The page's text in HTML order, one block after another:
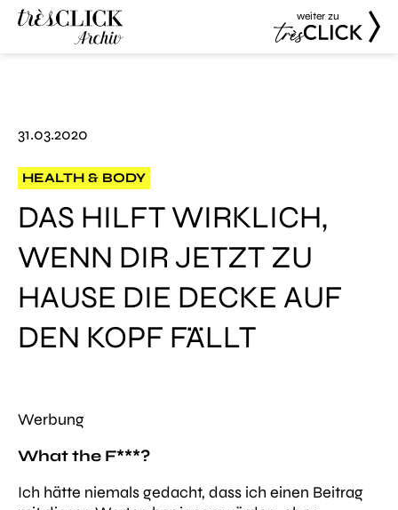
weiter zu
31.03.2020
HEALTH & BODY
DAS HILFT WIRKLICH,
WENN DIR JETZT ZU
HAUSE DIE DECKE AUF
DEN KOPF FÄLLT
Werbung
What the F***?
Ich hätte niemals gedacht, dass ich einen Beitrag